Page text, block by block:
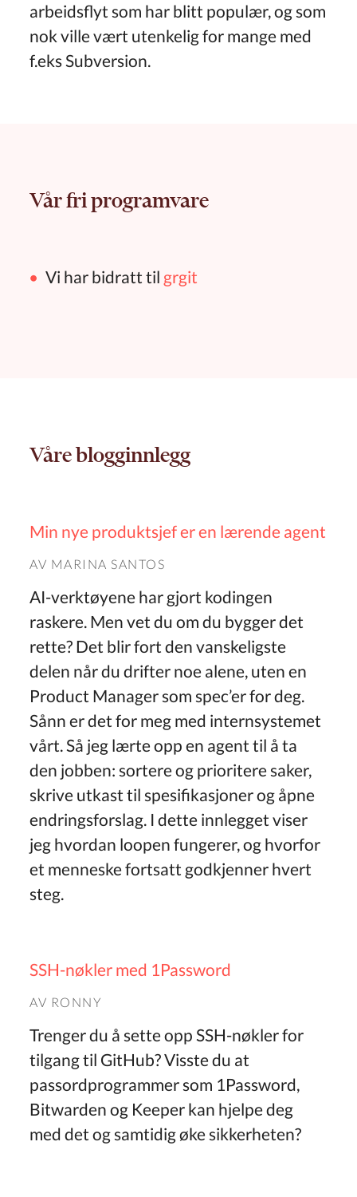
arbeidsflyt som har blitt populær, og som
nok ville vært utenkelig for mange med
f.eks Subversion.
Vår fri programvare
Vi har bidratt til grgit
Våre blogginnlegg
Min nye produktsjef er en lærende agent
AV MARINA SANTOS
AI-verktøyene har gjort kodingen
raskere. Men vet du om du bygger det
rette? Det blir fort den vanskeligste
delen når du drifter noe alene, uten en
Product Manager som spec’er for deg.
Sånn er det for meg med internsystemet
vårt. Så jeg lærte opp en agent til å ta
den jobben: sortere og prioritere saker,
skrive utkast til spesifikasjoner og åpne
endringsforslag. I dette innlegget viser
jeg hvordan loopen fungerer, og hvorfor
et menneske fortsatt godkjenner hvert
steg.
SSH-nøkler med 1Password
AV RONNY
Trenger du å sette opp SSH-nøkler for
tilgang til GitHub? Visste du at
passordprogrammer som 1Password,
Bitwarden og Keeper kan hjelpe deg
med det og samtidig øke sikkerheten?